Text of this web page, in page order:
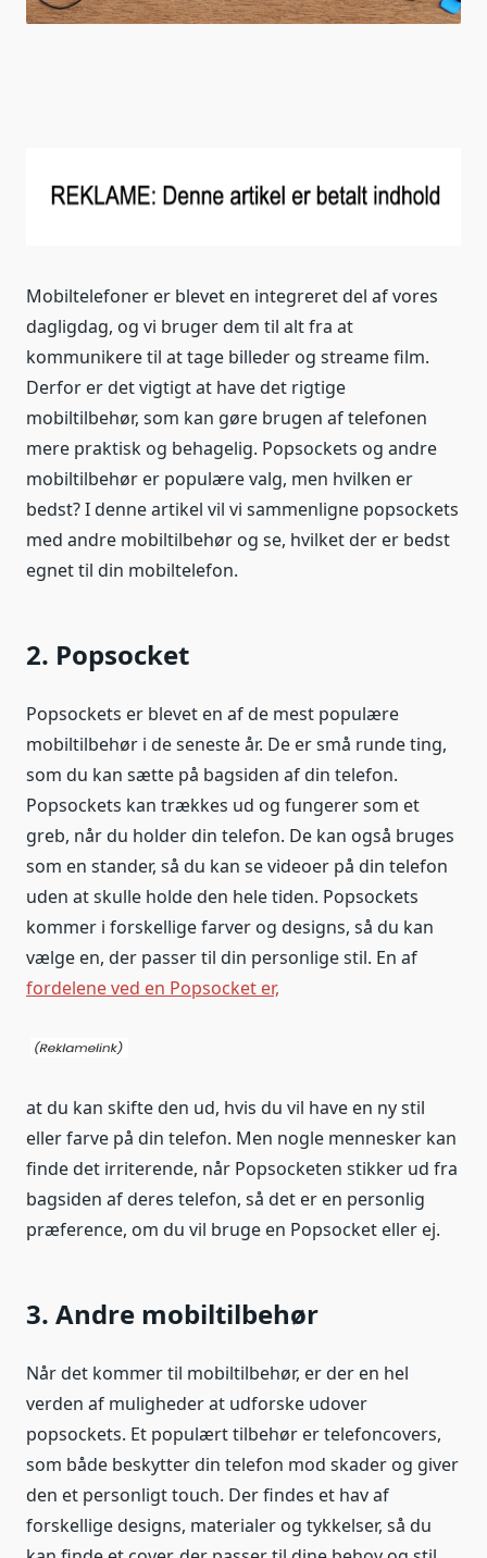
Mobiltelefoner er blevet en integreret del af vores
dagligdag, og vi bruger dem til alt fra at
kommunikere til at tage billeder og streame film.
Derfor er det vigtigt at have det rigtige
mobiltilbehør, som kan gøre brugen af telefonen
mere praktisk og behagelig. Popsockets og andre
mobiltilbehør er populære valg, men hvilken er
bedst? I denne artikel vil vi sammenligne popsockets
med andre mobiltilbehør og se, hvilket der er bedst
egnet til din mobiltelefon.
2. Popsocket
Popsockets er blevet en af de mest populære
mobiltilbehør i de seneste år. De er små runde ting,
som du kan sætte på bagsiden af din telefon.
Popsockets kan trækkes ud og fungerer som et
greb, når du holder din telefon. De kan også bruges
som en stander, så du kan se videoer på din telefon
uden at skulle holde den hele tiden. Popsockets
kommer i forskellige farver og designs, så du kan
vælge en, der passer til din personlige stil. En af
fordelene ved en Popsocket er,
at du kan skifte den ud, hvis du vil have en ny stil
eller farve på din telefon. Men nogle mennesker kan
finde det irriterende, når Popsocketen stikker ud fra
bagsiden af deres telefon, så det er en personlig
præference, om du vil bruge en Popsocket eller ej.
3. Andre mobiltilbehør
Når det kommer til mobiltilbehør, er der en hel
verden af muligheder at udforske udover
popsockets. Et populært tilbehør er telefoncovers,
som både beskytter din telefon mod skader og giver
den et personligt touch. Der findes et hav af
forskellige designs, materialer og tykkelser, så du